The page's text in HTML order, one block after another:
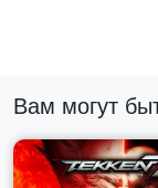
• Спуск
Спуститесь под
загадочных
Вам могут